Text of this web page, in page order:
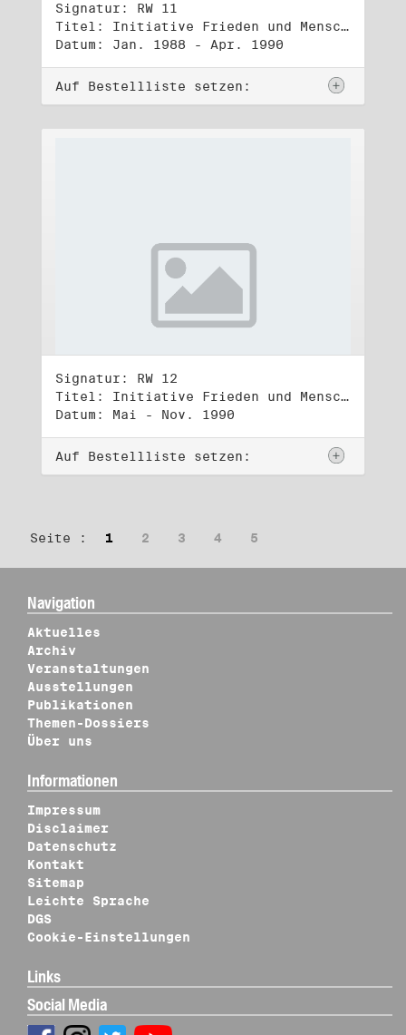
Signatur: RW 11
Titel: Initiative Frieden und Menschenrechte (1)
Datum: Jan. 1988 - Apr. 1990
Auf Bestellliste setzen:
Signatur: RW 12
Titel: Initiative Frieden und Menschenrechte (2)
Datum: Mai - Nov. 1990
Auf Bestellliste setzen:
Seite : 1 2 3 4 5
Navigation
Aktuelles
Archiv
Veranstaltungen
Ausstellungen
Publikationen
Themen-Dossiers
Über uns
Informationen
Impressum
Disclaimer
Datenschutz
Kontakt
Sitemap
Leichte Sprache
DGS
Cookie-Einstellungen
Links
Social Media